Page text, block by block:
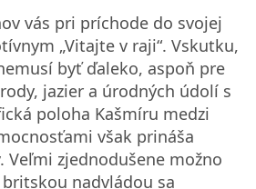
vás pri príchode do svojej
„Vitajte v raji“. Vskutku,
byť ďaleko, aspoň pre
jazier a úrodných údolí s
poloha Kašmíru medzi
však prináša
zjednodušene možno
nadvládou sa